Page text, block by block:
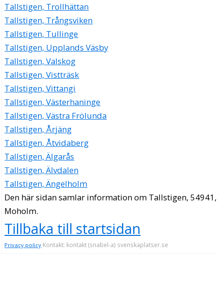
Tallstigen, Trollhättan
Tallstigen, Trångsviken
Tallstigen, Tullinge
Tallstigen, Upplands Väsby
Tallstigen, Valskog
Tallstigen, Vistträsk
Tallstigen, Vittangi
Tallstigen, Västerhaninge
Tallstigen, Västra Frölunda
Tallstigen, Årjäng
Tallstigen, Åtvidaberg
Tallstigen, Älgarås
Tallstigen, Älvdalen
Tallstigen, Ängelholm
Den här sidan samlar information om Tallstigen, 54941,
Moholm.
Tillbaka till startsidan
Privacy policy Kontakt: kontakt (snabel-a) svenskaplatser.se